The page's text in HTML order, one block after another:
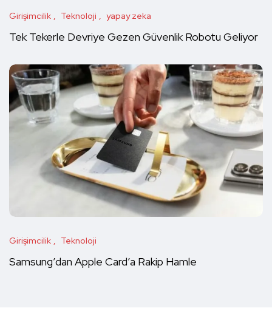
Girişimcilik Teknoloji yapay zeka
Tek Tekerle Devriye Gezen Güvenlik Robotu Geliyor
Girişimcilik Teknoloji
Samsung’dan Apple Card’a Rakip Hamle